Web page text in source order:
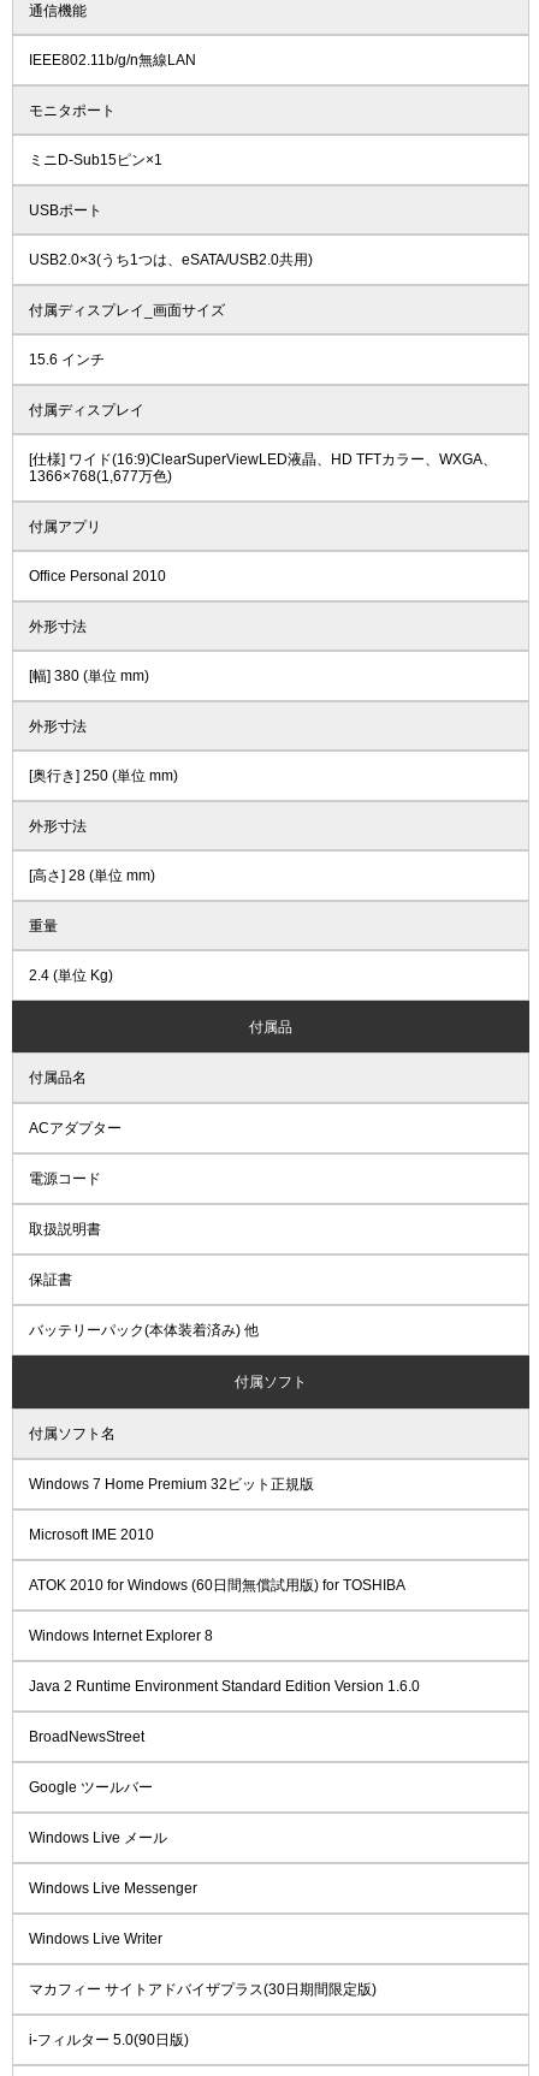
通信機能
IEEE802.11b/g/n無線LAN
モニタポート
ミニD-Sub15ピン×1
USBポート
USB2.0×3(うち1つは、eSATA/USB2.0共用)
付属ディスプレイ_画面サイズ
15.6 インチ
付属ディスプレイ
[仕様] ワイド(16:9)ClearSuperViewLED液晶、HD TFTカラー、WXGA、
1366×768(1,677万色)
付属アプリ
Office Personal 2010
外形寸法
[幅] 380 (単位 mm)
外形寸法
[奥行き] 250 (単位 mm)
外形寸法
[高さ] 28 (単位 mm)
重量
2.4 (単位 Kg)
付属品
付属品名
ACアダプター
電源コード
取扱説明書
保証書
バッテリーパック(本体装着済み) 他
付属ソフト
付属ソフト名
Windows 7 Home Premium 32ビット正規版
Microsoft IME 2010
ATOK 2010 for Windows (60日間無償試用版) for TOSHIBA
Windows Internet Explorer 8
Java 2 Runtime Environment Standard Edition Version 1.6.0
BroadNewsStreet
Google ツールバー
Windows Live メール
Windows Live Messenger
Windows Live Writer
マカフィー サイトアドバイザプラス(30日期間限定版)
i-フィルター 5.0(90日版)